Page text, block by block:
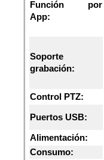
Función por
App:
Soporte
grabación:
Control PTZ:
Puertos USB:
Alimentación:
Consumo: